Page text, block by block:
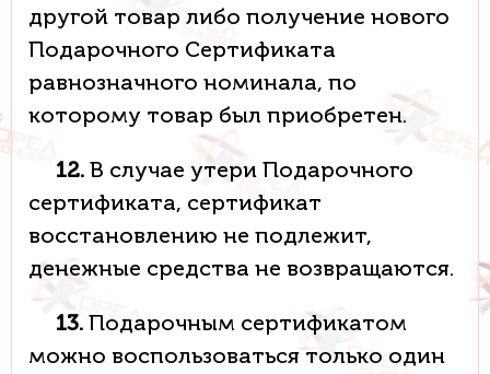
другой товар либо получение нового
Подарочного Сертификата
равнозначного номинала, по
которому товар был приобретен.
12. В случае утери Подарочного
сертификата, сертификат
восстановлению не подлежит,
денежные средства не возвращаются.
13. Подарочным сертификатом
можно воспользоваться только один